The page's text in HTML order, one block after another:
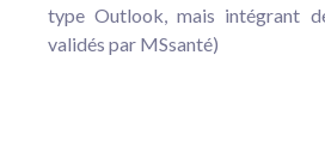
type Outlook, mais intégrant
validés par MSsanté)